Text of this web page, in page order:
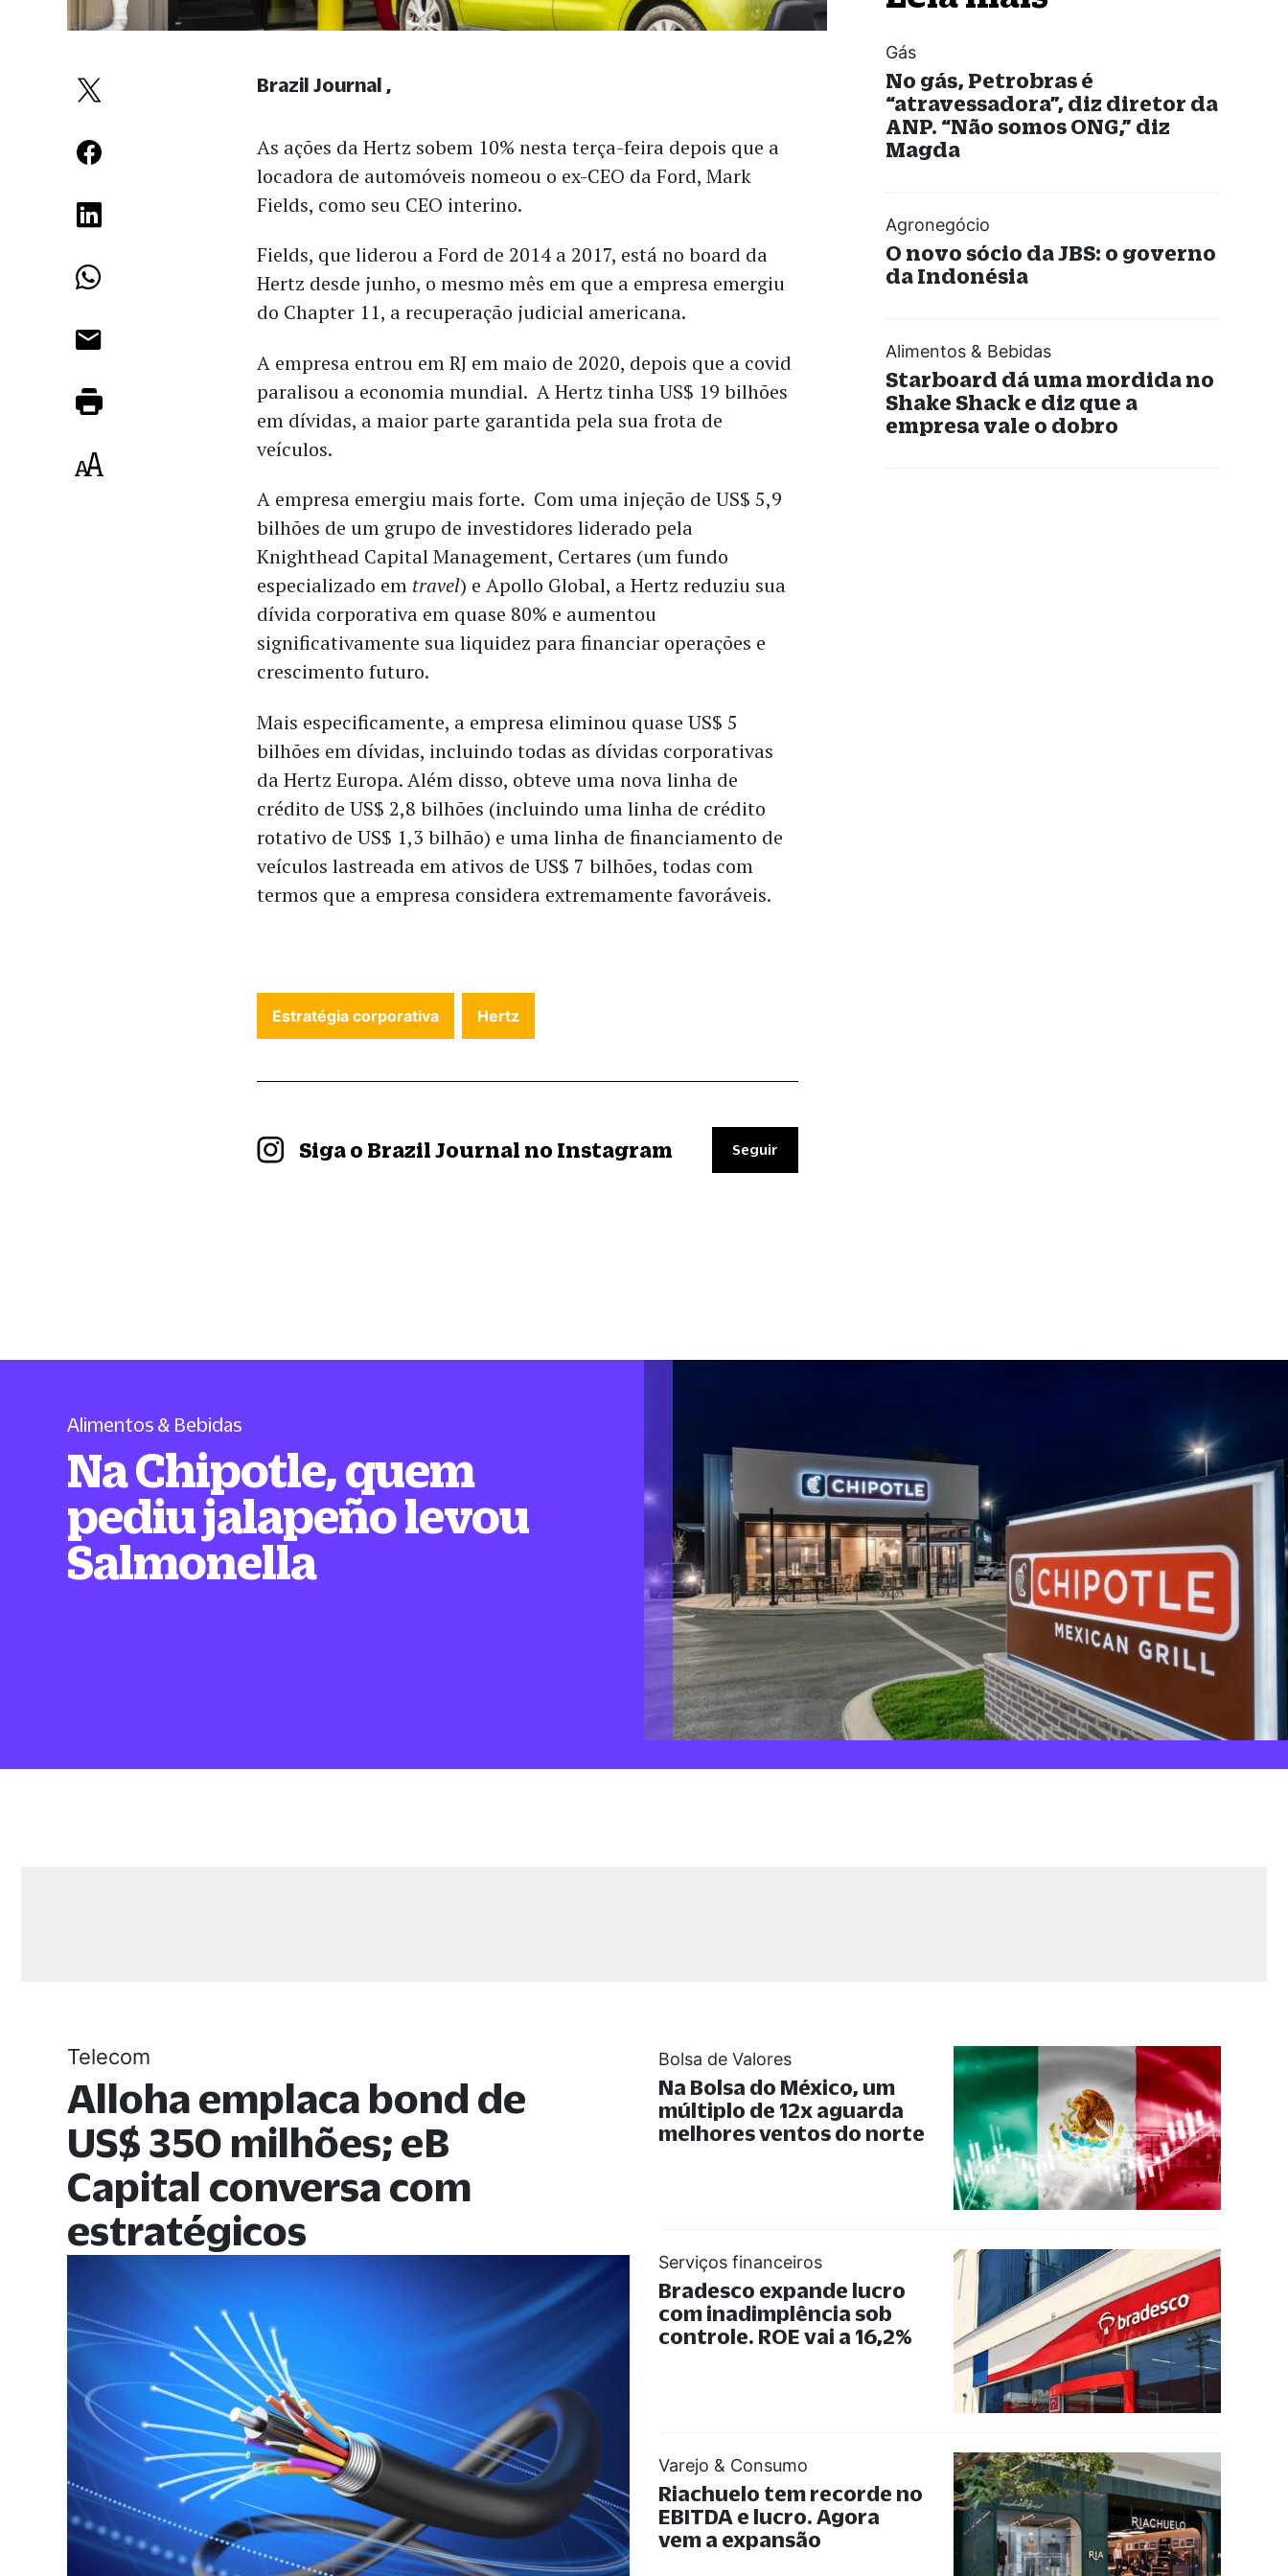
As ações da Hertz sobem 10% nesta terça-feira depois que a
locadora de automóveis nomeou o ex-CEO da Ford, Mark
Fields, como seu CEO interino.
Fields, que liderou a Ford de 2014 a 2017, está no board da
Hertz desde junho, o mesmo mês em que a empresa emergiu
do Chapter 11, a recuperação judicial americana.
A empresa entrou em RJ em maio de 2020, depois que a covid
paralisou a economia mundial. A Hertz tinha US$ 19 bilhões
em dívidas, a maior parte garantida pela sua frota de
veículos.
A empresa emergiu mais forte. Com uma injeção de US$ 5,9
bilhões de um grupo de investidores liderado pela
Knighthead Capital Management, Certares (um fundo
especializado em travel) e Apollo Global, a Hertz reduziu sua
dívida corporativa em quase 80% e aumentou
significativamente sua liquidez para financiar operações e
crescimento futuro.
Mais especificamente, a empresa eliminou quase US$ 5
bilhões em dívidas, incluindo todas as dívidas corporativas
da Hertz Europa. Além disso, obteve uma nova linha de
crédito de US$ 2,8 bilhões (incluindo uma linha de crédito
rotativo de US$ 1,3 bilhão) e uma linha de financiamento de
veículos lastreada em ativos de US$ 7 bilhões, todas com
termos que a empresa considera extremamente favoráveis.
Brazil Journal
Estratégia corporativa Hertz
Siga o Brazil Journal no Instagram Seguir
Gás
No gás, Petrobras é
“atravessadora”, diz diretor da
ANP. “Não somos ONG,” diz
Magda
Agronegócio
O novo sócio da JBS: o governo
da Indonésia
Alimentos & Bebidas
Starboard dá uma mordida no
Shake Shack e diz que a
empresa vale o dobro
Alimentos & Bebidas
Na Chipotle, quem
pediu jalapeño levou
Salmonella
Telecom
Alloha emplaca bond de
US$ 350 milhões; eB
Capital conversa com
estratégicos
Bolsa de Valores
Na Bolsa do México, um
múltiplo de 12x aguarda
melhores ventos do norte
Serviços financeiros
Bradesco expande lucro
com inadimplência sob
controle. ROE vai a 16,2%
Varejo & Consumo
Riachuelo tem recorde no
EBITDA e lucro. Agora
vem a expansão